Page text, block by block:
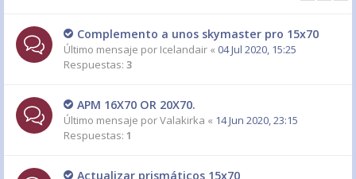
Complemento a unos skymaster pro 15x70
Último mensaje por Icelandair « 04 Jul 2020, 15:25
Respuestas: 3
APM 16X70 OR 20X70.
Último mensaje porValakirka « 14 Jun 2020, 23:15
Respuestas: 1
Actualizar prismáticos 15x70